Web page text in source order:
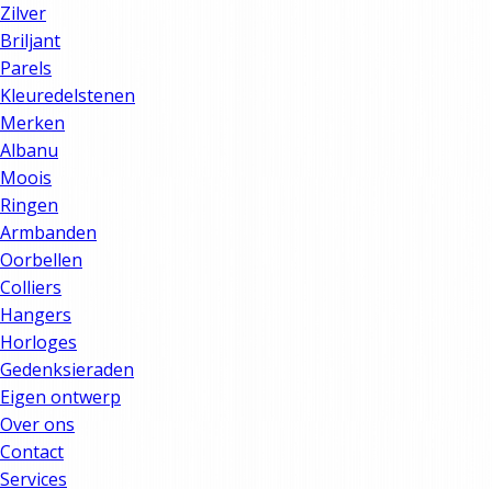
Zilver
Briljant
Parels
Kleuredelstenen
Merken
Albanu
Moois
Ringen
Armbanden
Oorbellen
Colliers
Hangers
Horloges
Gedenksieraden
Eigen ontwerp
Over ons
Contact
Services